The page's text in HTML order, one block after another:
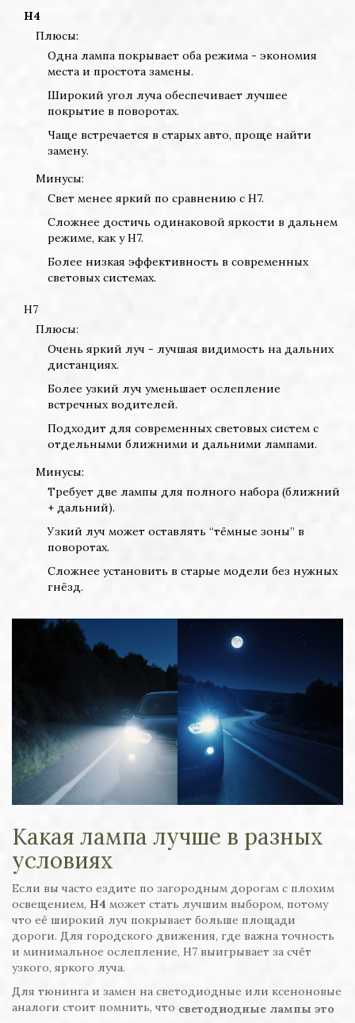
H4
Плюсы:
Одна лампа покрывает оба режима - экономия
места и простота замены.
Широкий угол луча обеспечивает лучшее
покрытие в поворотах.
Чаще встречается в старых авто, проще найти
замену.
Минусы:
Свет менее яркий по сравнению с H7.
Сложнее достичь одинаковой яркости в дальнем
режиме, как у H7.
Более низкая эффективность в современных
световых системах.
H7
Плюсы:
Очень яркий луч - лучшая видимость на дальних
дистанциях.
Более узкий луч уменьшает ослепление
встречных водителей.
Подходит для современных световых систем с
отдельными ближними и дальними лампами.
Минусы:
Требует две лампы для полного набора (ближний
+ дальний).
Узкий луч может оставлять “тёмные зоны” в
поворотах.
Сложнее установить в старые модели без нужных
гнёзд.
Какая лампа лучше в разных
условиях
Если вы часто ездите по загородным дорогам с плохим
освещением, H4 может стать лучшим выбором, потому
что её широкий луч покрывает больше площади
дороги. Для городского движения, где важна точность
и минимальное ослепление, H7 выигрывает за счёт
узкого, яркого луча.
Для тюнинга и замен на светодиодные или ксеноновые
аналоги стоит помнить, что светодиодные лампы это